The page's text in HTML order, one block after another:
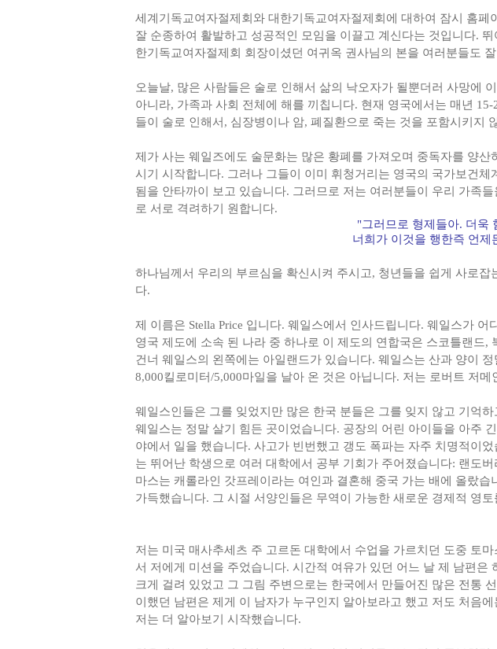
세계기독교여자절제회와 대한기독교여자절제회에 대하여 잠시 홈
잘 순종하여 활발하고 성공적인 모임을 이끌고 계신다는 것입니다.
한기독교여자절제회 회장이셨던 여귀옥 권사님의 본을 여러분들도
오늘날, 많은 사람들은 술로 인해서 삶의 낙오자가 될뿐더러 사망에
아니라, 가족과 사회 전체에 해를 끼칩니다. 현재 영국에서는 매년
들이 술로 인해서, 심장병이나 암, 폐질환으로 죽는 것을 포함시키지
제가 사는 웨일즈에도 술문화는 많은 황폐를 가져오며 중독자를 양
시기 시작합니다. 그러나 그들이 이미 휘청거리는 영국의 국가보건
됨을 안타까이 보고 있습니다. 그러므로 저는 여러분들이 우리 가족
로 서로 격려하기 원합니다.
"그러므로 형제들아. 더욱
너희가 이것을 행한즉 언제
하나님께서 우리의 부르심을 확신시켜 주시고, 청년들을 쉽게 사로
다.
제 이름은 Stella Price 입니다. 웨일스에서 인사드립니다. 웨일스가
영국 제도에 소속 된 나라 중 하나로 이 제도의 연합국은 스코틀랜드
건너 웨일스의 왼쪽에는 아일랜드가 있습니다. 웨일스는 산과 양이
8,000킬로미터/5,000마일을 날아 온 것은 아닙니다. 저는 로버트 저
웨일스인들은 그를 잊었지만 많은 한국 분들은 그를 잊지 않고 기억
웨일스는 정말 살기 힘든 곳이었습니다. 공장의 어린 아이들을 아주
야에서 일을 했습니다. 사고가 빈번했고 갱도 폭파는 자주 치명적이
는 뛰어난 학생으로 여러 대학에서 공부 기회가 주어졌습니다: 랜도
마스는 캐롤라인 갓프레이라는 여인과 결혼해 중국 가는 배에 올랐
가득했습니다. 그 시절 서양인들은 무역이 가능한 새로운 경제적 영
저는 미국 매사추세츠 주 고르돈 대학에서 수업을 가르치던 도중 토
서 저에게 미션을 주었습니다. 시간적 여유가 있던 어느 날 제 남편
크게 걸려 있었고 그 그림 주변으로는 한국에서 만들어진 많은 전통
이했던 남편은 제게 이 남자가 누구인지 알아보라고 했고 저도 처음
저는 더 알아보기 시작했습니다.